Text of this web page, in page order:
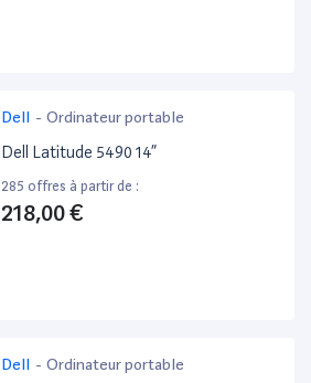
Dell - Ordinateur portable
Dell Latitude 5490 14”
285 offres à partir de :
218,00 €
Dell - Ordinateur portable